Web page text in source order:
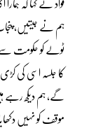
ہم نے جیتیں،
ٹولے کو حکومت
کا جلسہ اسی کی
گے، ہم دیکھ
موقف کو نہیں